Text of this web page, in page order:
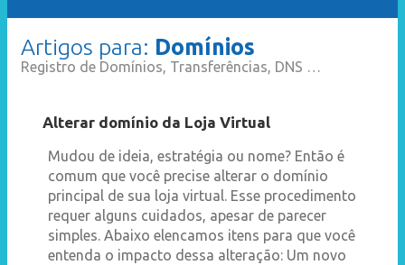
Artigos para: Domínios
Registro de Domínios, Transferências, DNS …
Alterar domínio da Loja Virtual
Mudou de ideia, estratégia ou nome? Então é
comum que você precise alterar o domínio
principal de sua loja virtual. Esse procedimento
requer alguns cuidados, apesar de parecer
simples. Abaixo elencamos itens para que você
entenda o impacto dessa alteração: Um novo